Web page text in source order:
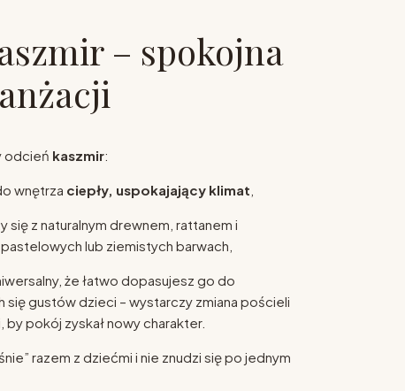
– spokojna
odcień kaszmir:
wnętrza ciepły, uspokajający klimat
się z naturalnym drewnem, rattanem i
lub ziemistych barwach,
że łatwo dopasujesz go do
się gustów dzieci – wystarczy zmiana pościeli
pokój zyskał nowy charakter.
razem z dziećmi i nie znudzi się po jednym